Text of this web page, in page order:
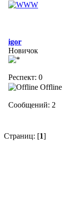
igor
Новичок
Респект: 0
Offline
Сообщений: 2
Страниц: [1]